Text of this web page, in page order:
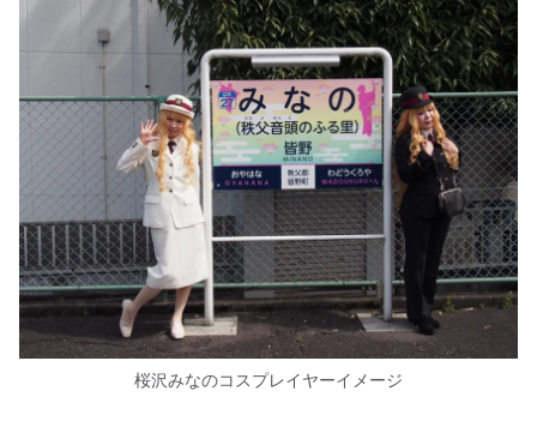
桜沢みなのコスプレイヤーイメージ